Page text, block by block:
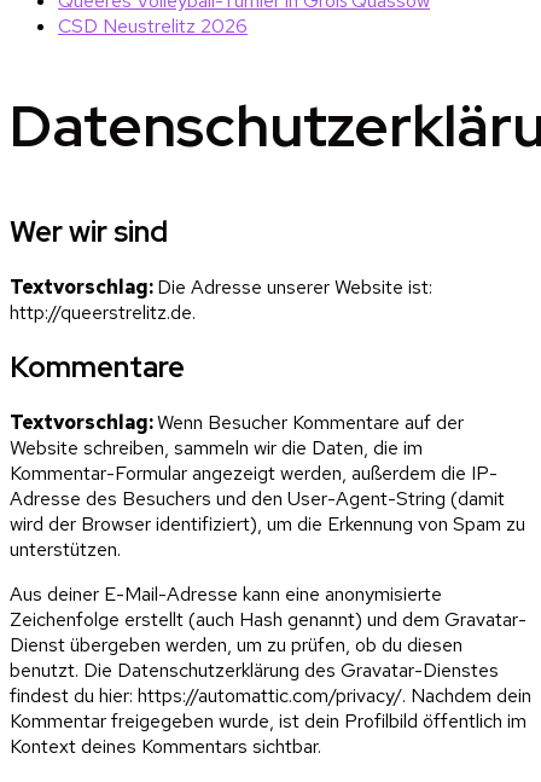
CSD Neustrelitz 2026
Wer wir sind
Textvorschlag:Die Adresse unserer Website ist:
http://queerstrelitz.de.
Kommentare
Textvorschlag:Wenn Besucher Kommentare auf der
Website schreiben, sammeln wir die Daten, die im
Kommentar-Formular angezeigt werden, außerdem die IP-
Adresse des Besuchers und den User-Agent-String (damit
wird der Browser identifiziert), um die Erkennung von Spam zu
unterstützen.
Aus deiner E-Mail-Adresse kann eine anonymisierte
Zeichenfolge erstellt (auch Hash genannt) und dem Gravatar-
Dienst übergeben werden, um zu prüfen, ob du diesen
benutzt. Die Datenschutzerklärung des Gravatar-Dienstes
findest du hier: https://automattic.com/privacy/. Nachdem dein
Kommentar freigegeben wurde, ist dein Profilbild öffentlich im
Kontext deines Kommentars sichtbar.